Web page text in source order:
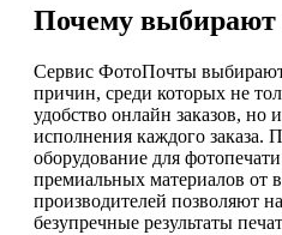
Почему
Сервис ФотоПочты
причин, среди которых не
удобство онлайн заказов, но
исполнения каждого заказа.
оборудование для
премиальных материалов от
производителей позволяют
безупречные результаты